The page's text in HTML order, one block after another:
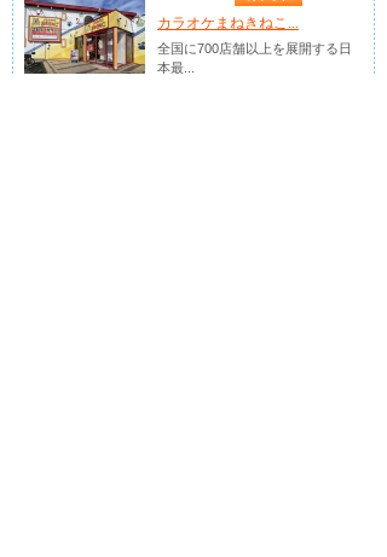
カラオケまねきねこ...
全国に700店舗以上を展開する日
本最...